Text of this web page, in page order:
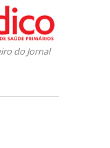
do Jornal